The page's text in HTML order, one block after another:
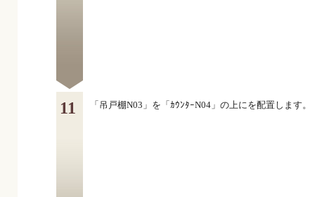
11 「吊戸棚N03」を「ｶｳﾝﾀｰN04」の上にを配置します。